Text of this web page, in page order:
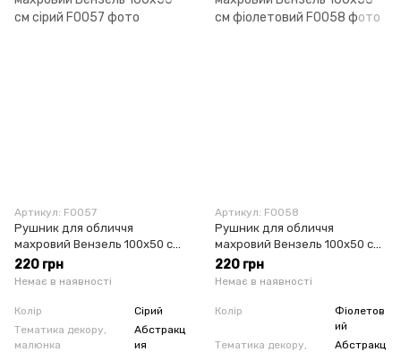
Артикул: F0057
Рушник для обличчя
махровий Вензель 100х50 см
сірий
220 грн
Немає в наявності
Колір
Сірий
Тематика декору,
малюнка
Абстракц
ия
Артикул: F0058
Рушник для обличчя
махровий Вензель 100х50 см
фіолетовий
220 грн
Немає в наявності
Колір
Фіолетов
ий
Тематика декору,
Абстракц